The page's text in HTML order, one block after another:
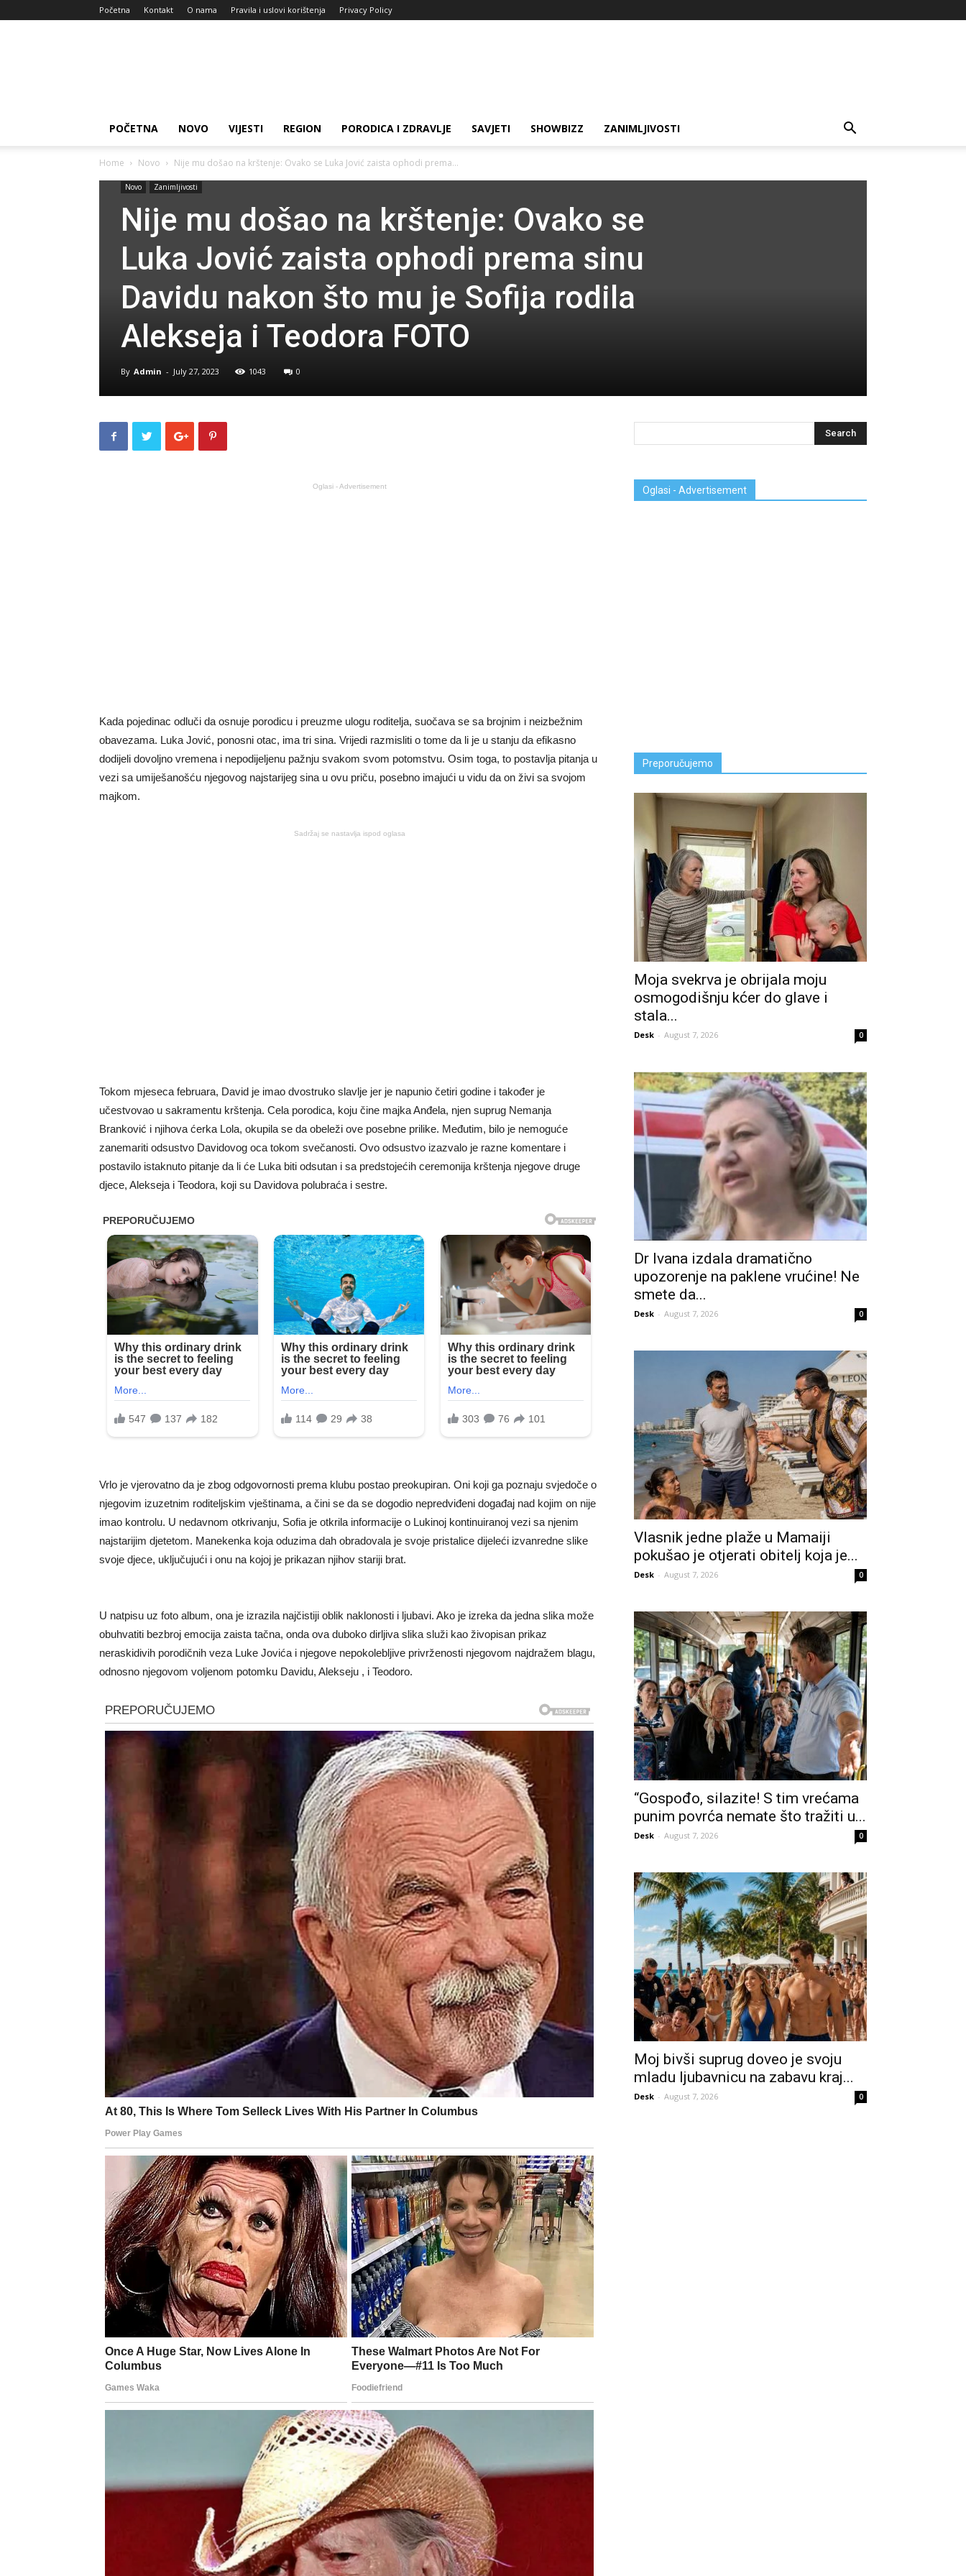
Početna Kontakt O nama Pravila i uslovi korištenja Privacy Policy
POČETNA NOVO VIJESTI REGION PORODICA I ZDRAVLJE SAVJETI SHOWBIZZ ZANIMLJIVOSTI
Home Novo Nije mu došao na krštenje: Ovako se Luka Jović zaista ophodi prema...
Novo Zanimljivosti
Nije mu došao na krštenje: Ovako se
Luka Jović zaista ophodi prema sinu
Davidu nakon što mu je Sofija rodila
Alekseja i Teodora FOTO
By Admin - July 27, 2023 1043 0
Oglasi - Advertisement
Kada pojedinac odluči da osnuje porodicu i preuzme ulogu roditelja, suočava se sa brojnim i neizbežnim
obavezama. Luka Jović, ponosni otac, ima tri sina. Vrijedi razmisliti o tome da li je u stanju da efikasno
dodijeli dovoljno vremena i nepodijeljenu pažnju svakom svom potomstvu. Osim toga, to postavlja pitanja u
vezi sa umiješanošću njegovog najstarijeg sina u ovu priču, posebno imajući u vidu da on živi sa svojom
majkom.
Sadržaj se nastavlja ispod oglasa
Tokom mjeseca februara, David je imao dvostruko slavlje jer je napunio četiri godine i također je
učestvovao u sakramentu krštenja. Cela porodica, koju čine majka Anđela, njen suprug Nemanja
Branković i njihova ćerka Lola, okupila se da obeleži ove posebne prilike. Međutim, bilo je nemoguće
zanemariti odsustvo Davidovog oca tokom svečanosti. Ovo odsustvo izazvalo je razne komentare i
postavilo istaknuto pitanje da li će Luka biti odsutan i sa predstojećih ceremonija krštenja njegove druge
djece, Alekseja i Teodora, koji su Davidova polubraća i sestre.
Vrlo je vjerovatno da je zbog odgovornosti prema klubu postao preokupiran. Oni koji ga poznaju svjedoče o
njegovim izuzetnim roditeljskim vještinama, a čini se da se dogodio nepredviđeni događaj nad kojim on nije
imao kontrolu. U nedavnom otkrivanju, Sofia je otkrila informacije o Lukinoj kontinuiranoj vezi sa njenim
najstarijim djetetom. Manekenka koja oduzima dah obradovala je svoje pristalice dijeleći izvanredne slike
svoje djece, uključujući i onu na kojoj je prikazan njihov stariji brat.
U natpisu uz foto album, ona je izrazila najčistiji oblik naklonosti i ljubavi. Ako je izreka da jedna slika može
obuhvatiti bezbroj emocija zaista tačna, onda ova duboko dirljiva slika služi kao živopisan prikaz
neraskidivih porodičnih veza Luke Jovića i njegove nepokolebljive privrženosti njegovom najdražem blagu,
odnosno njegovom voljenom potomku Davidu, Alekseju , i Teodoro.
Oglasi - Advertisement
Preporučujemo
Moja svekrva je obrijala moju
osmogodišnju kćer do glave i
stala...
Desk - August 7, 2026 0
Dr Ivana izdala dramatično
upozorenje na paklene vrućine! Ne
smete da...
Desk - August 7, 2026 0
Vlasnik jedne plaže u Mamaiji
pokušao je otjerati obitelj koja je...
Desk - August 7, 2026 0
“Gospođo, silazite! S tim vrećama
punim povrća nemate što tražiti u...
Desk - August 7, 2026 0
Moj bivši suprug doveo je svoju
mladu ljubavnicu na zabavu kraj...
Desk - August 7, 2026 0